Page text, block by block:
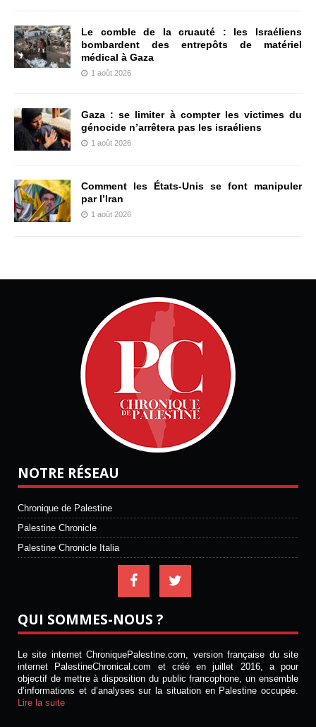
Le comble de la cruauté : les Israéliens
bombardent des entrepôts de matériel
médical à Gaza
1 août 2026
Gaza : se limiter à compter les victimes du
génocide n’arrêtera pas les israéliens
1 août 2026
Comment les États-Unis se font manipuler
par l’Iran
1 août 2026
NOTRE RÉSEAU
Chronique de Palestine
Palestine Chronicle
Palestine Chronicle Italia
QUI SOMMES-NOUS ?
Le site internet ChroniquePalestine.com, version française du site
internet PalestineChronical.com et créé en juillet 2016, a pour
objectif de mettre à disposition du public francophone, un ensemble
d’informations et d’analyses sur la situation en Palestine occupée.
Lire la suite